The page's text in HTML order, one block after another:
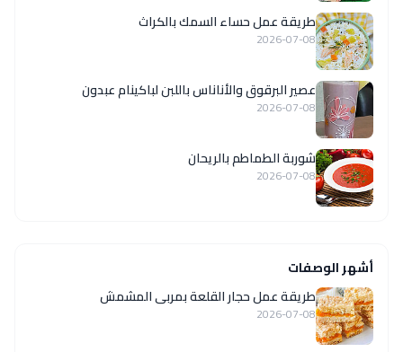
طريقة عمل حساء السمك بالكراث
2026-07-08
عصير البرقوق والأناناس باللبن لباكينام عبدون
2026-07-08
شوربة الطماطم بالريحان
2026-07-08
أشهر الوصفات
طريقة عمل حجار القلعة بمربى المشمش
2026-07-08